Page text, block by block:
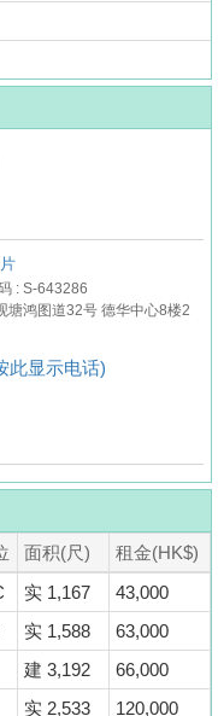
: S-643286
塘鸿图道32号 德华中心8楼2
此显示电话)
面积(尺)
租金(HK$)
实 1,167
43,000
实 1,588
63,000
建 3,192
66,000
实 2,533
120,000